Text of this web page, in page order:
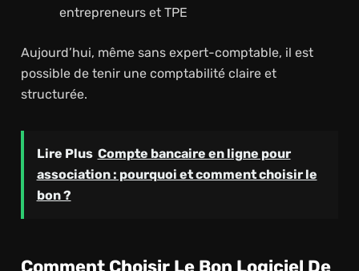
entrepreneurs et TPE
Aujourd’hui, même sans expert-comptable, il est
possible de tenir une comptabilité claire et
structurée.
Lire Plus Compte bancaire en ligne pour
association : pourquoi et comment choisir le
bon ?
Comment Choisir Le Bon Logiciel De